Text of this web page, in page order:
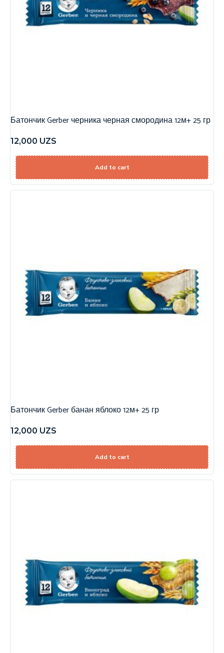
Батончик Gerber черника черная смородина 12м+ 25 гр
12,000 UZS
Add to cart
Батончик Gerber банан яблоко 12м+ 25 гр
12,000 UZS
Add to cart